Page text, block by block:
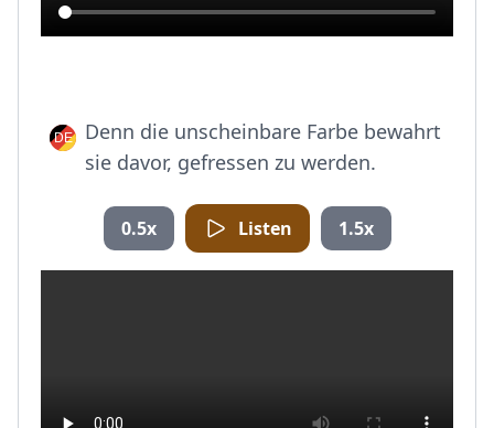
Denn die unscheinbare Farbe bewahrt
sie davor, gefressen zu werden.
0.5x Listen 1.5x